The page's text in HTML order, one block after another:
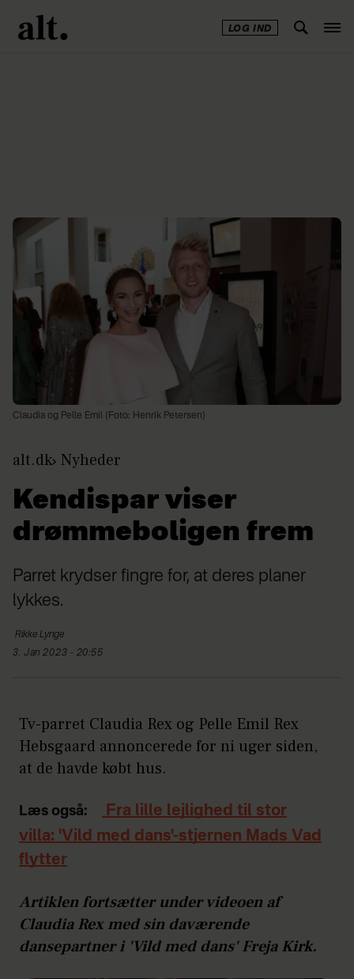
LOG IND
Claudia og Pelle Emil (Foto: Henrik Petersen)
alt.dk Nyheder
Kendispar viser
drømmeboligen frem
Parret krydser fingre for, at deres planer
lykkes.
Rikke Lynge
3. Jan 2023 - 20:55
Tv-parret Claudia Rex og Pelle Emil Rex
Hebsgaard annoncerede for ni uger siden,
at de havde købt hus.
Læs også:
Fra lille lejlighed til stor
villa: 'Vild med dans'-stjernen Mads Vad
flytter
Artiklen fortsætter under videoen af
Claudia Rex med sin daværende
dansepartner i 'Vild med dans' Freja Kirk.